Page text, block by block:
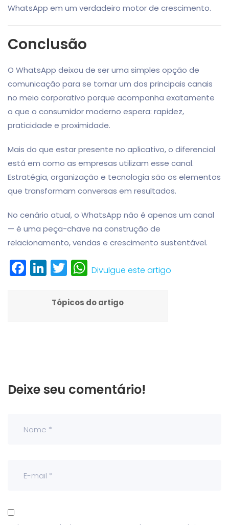
WhatsApp em um verdadeiro motor de crescimento.
Conclusão
O WhatsApp deixou de ser uma simples opção de
comunicação para se tornar um dos principais canais
no meio corporativo porque acompanha exatamente
o que o consumidor moderno espera: rapidez,
praticidade e proximidade.
Mais do que estar presente no aplicativo, o diferencial
está em como as empresas utilizam esse canal.
Estratégia, organização e tecnologia são os elementos
que transformam conversas em resultados.
No cenário atual, o WhatsApp não é apenas um canal
— é uma peça-chave na construção de
relacionamento, vendas e crescimento sustentável.
FacebookLinkedInTwitterWhatsApp
Divulgue este artigo
Tópicos do artigo
Deixe seu comentário!